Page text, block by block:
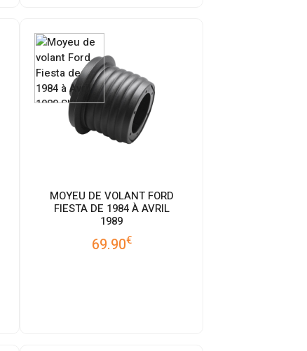
MOYEU DE VOLANT FORD
FIESTA DE 1984 À AVRIL
1989
69.90€